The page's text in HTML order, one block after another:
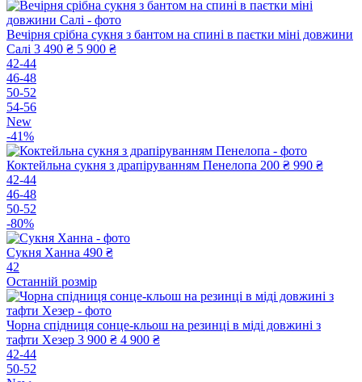
Вечірня срібна сукня з бантом на спині в паєтки міні довжини
Салі 3 490 ₴ 5 900 ₴
42-44
46-48
50-52
54-56
New
-41%
Коктейльна сукня з драпіруванням Пенелопа 200 ₴ 990 ₴
42-44
46-48
50-52
-80%
Сукня Ханна 490 ₴
42
Останній розмір
Чорна спідниця сонце-кльош на резинці в міді довжині з
тафти Хезер 3 900 ₴ 4 900 ₴
42-44
50-52